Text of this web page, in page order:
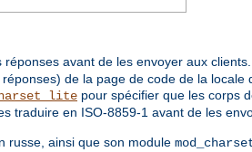
avant de les envoyer aux
de la page de code de la locale
pour spécifier que les corps
traduire en ISO-8859-1 avant de les
russe, ainsi que son module